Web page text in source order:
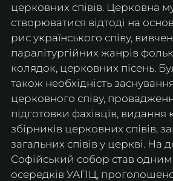
церковних співів. Церковна
створюватися відтоді на
рис українського співу,
паралітургійних жанрів
колядок, церковних пісень.
також необхідність
церковного співу,
підготовки фахівців, видання
збірників церковних співів,
загальних співів у церкві. На
Софійський собор став одним
осередків УАПЦ,